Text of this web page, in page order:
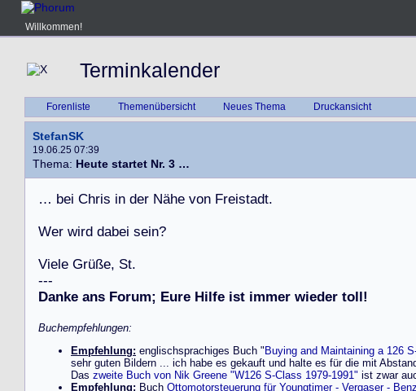
Willkommen!
Terminkalender
Forenliste Themenübersicht Neues Thema Druckansicht
StefanSK
19.06.25 07:39
Thema: Heute startet Nr. 3 …
… bei Chris in der Nähe von Freistadt.
Wer wird dabei sein?
Viele Grüße, St.
---
Danke ans Forum; Eure Hilfe ist immer wieder toll!
Buchempfehlungen:
Empfehlung: englischsprachiges Buch " Buying and Maintaining a 126
sehr guten Bildern ... ich habe es gekauft und halte es für die mit
Das zweite Buch von Nik Greene "W126 S-Class 1979-1991" ist zwar
Empfehlung: Buch Ottomotorsteuerung für Youngtimer - Vergaser -